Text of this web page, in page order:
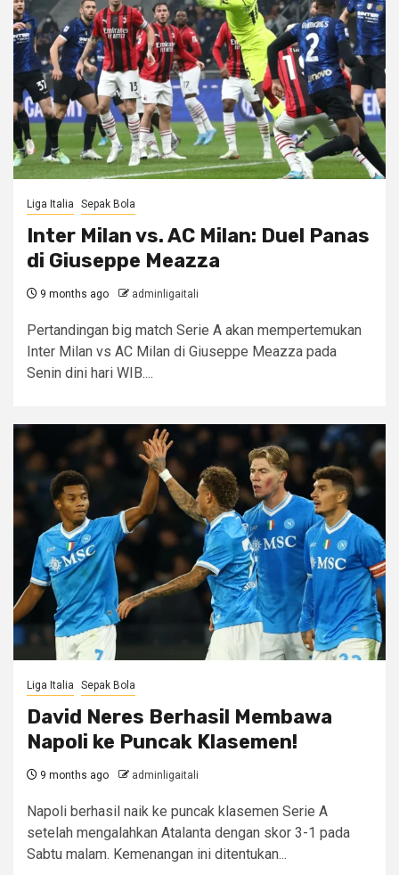
Liga Italia Sepak Bola
Inter Milan vs. AC Milan: Duel Panas
di Giuseppe Meazza
9 months ago adminligaitali
Pertandingan big match Serie A akan mempertemukan
Inter Milan vs AC Milan di Giuseppe Meazza pada
Senin dini hari WIB....
Liga Italia Sepak Bola
David Neres Berhasil Membawa
Napoli ke Puncak Klasemen!
9 months ago adminligaitali
Napoli berhasil naik ke puncak klasemen Serie A
setelah mengalahkan Atalanta dengan skor 3-1 pada
Sabtu malam. Kemenangan ini ditentukan...